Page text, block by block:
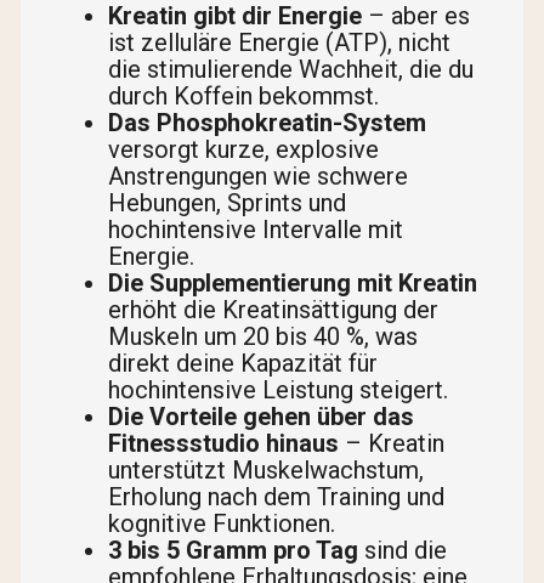
Kreatin gibt dir Energie – aber es
ist zelluläre Energie (ATP), nicht
die stimulierende Wachheit, die du
durch Koffein bekommst.
Das Phosphokreatin-System
versorgt kurze, explosive
Anstrengungen wie schwere
Hebungen, Sprints und
hochintensive Intervalle mit
Energie.
Die Supplementierung mit Kreatin
erhöht die Kreatinsättigung der
Muskeln um 20 bis 40 %, was
direkt deine Kapazität für
hochintensive Leistung steigert.
Die Vorteile gehen über das
Fitnessstudio hinaus – Kreatin
unterstützt Muskelwachstum,
Erholung nach dem Training und
kognitive Funktionen.
3 bis 5 Gramm pro Tag sind die
empfohlene Erhaltungsdosis; eine